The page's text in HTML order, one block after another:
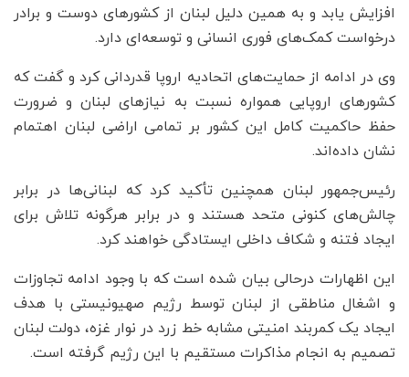
افزایش یابد و به همین دلیل لبنان از کشورهای دوست و برادر
درخواست کمک‌های فوری انسانی و توسعه‌ای دارد.
وی در ادامه از حمایت‌های اتحادیه اروپا قدردانی کرد و گفت که
کشورهای اروپایی همواره نسبت به نیازهای لبنان و ضرورت
حفظ حاکمیت کامل این کشور بر تمامی اراضی لبنان اهتمام
نشان داده‌اند.
رئیس‌جمهور لبنان همچنین تأکید کرد که لبنانی‌ها در برابر
چالش‌های کنونی متحد هستند و در برابر هرگونه تلاش برای
ایجاد فتنه و شکاف داخلی ایستادگی خواهند کرد.
این اظهارات درحالی بیان شده است که با وجود ادامه تجاوزات
و اشغال مناطقی از لبنان توسط رژیم صهیونیستی با هدف
ایجاد یک کمربند امنیتی مشابه خط زرد در نوار غزه، دولت لبنان
تصمیم به انجام مذاکرات مستقیم با این رژیم گرفته است.